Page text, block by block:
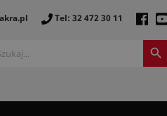
Tel: 32 472 30 11
